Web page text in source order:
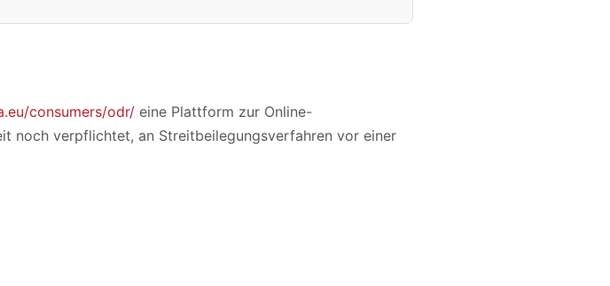
consumers/odr/ eine Plattform zur Online-
noch verpflichtet, an Streitbeilegungsverfahren vor einer